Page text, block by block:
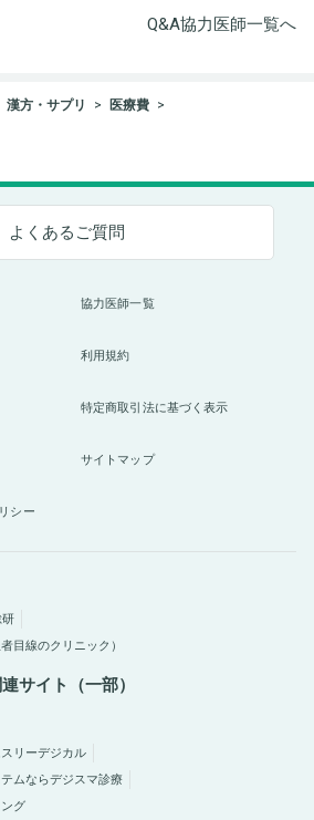
Q&A協力医師一覧へ
漢方・サプリ 医療費
よくあるご質問
協力医師一覧
利用規約
特定商取引法に基づく表示
サイトマップ
シー
目線のクリニック）
サイト（一部）
リーデジカル
ムならデジスマ診療
グ